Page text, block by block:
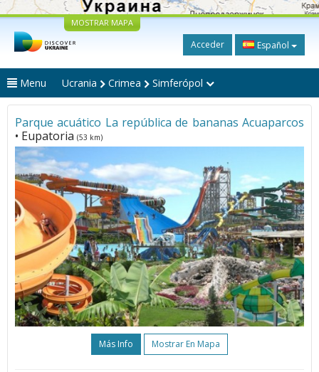
MOSTRAR MAPA
Acceder Español
Menu Ucrania Crimea Simferópol
Parque acuático La república de bananas Acuaparcos
• Eupatoria (53 km)
Más Info Mostrar En Mapa